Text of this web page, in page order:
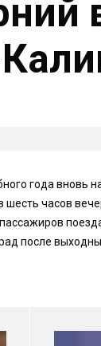
года вновь
шесть часов
после